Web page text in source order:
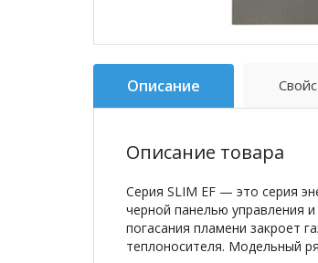
Описание
Описание товара
Серия SLIM EF — это серия
черной панелью управления
погасания пламени закроет
теплоносителя. Модельный